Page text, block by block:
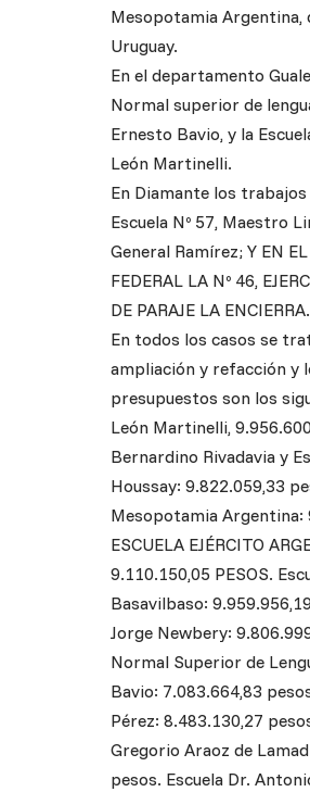
Mesopotamia Argentina,
Uruguay.
En el departamento
Normal superior de
Ernesto Bavio, y la
León Martinelli.
En Diamante los
Escuela Nº 57, Maestro
General Ramírez; Y EN
FEDERAL LA Nº 46,
DE PARAJE LA ENCIERRA.
En todos los casos se
ampliación y refacción y
presupuestos son los
León Martinelli,
Bernardino Rivadavia y
Houssay: 9.822.059,33
Mesopotamia Argentina:
ESCUELA EJÉRCITO
9.110.150,05 PESOS.
Basavilbaso:
Jorge Newbery:
Normal Superior de
Bavio: 7.083.664,83
Pérez: 8.483.130,27
Gregorio Araoz de
pesos. Escuela Dr.